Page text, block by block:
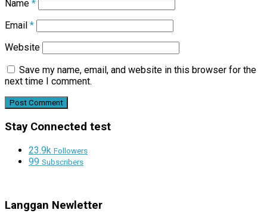
Name *
Email *
Website
Save my name, email, and website in this browser for the
next time I comment.
Stay Connected test
23.9k Followers
99 Subscribers
Langgan Newletter